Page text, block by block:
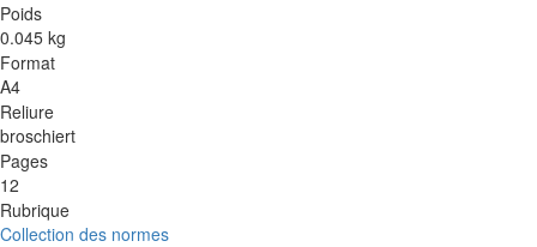
Poids
0.045 kg
Format
A4
Reliure
broschiert
Pages
12
Rubrique
Collection des normes